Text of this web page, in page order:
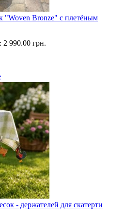
"Woven Bronze" с плетёным
990.00 грн.
- держателей для скатерти